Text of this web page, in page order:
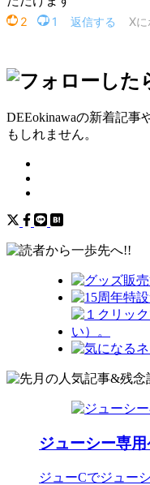
DEEokinawaの新着記事
もしれません。
ジューシー専
ジューCでジュー